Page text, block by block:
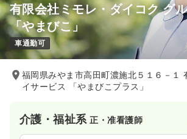
有限会社ミモレ・ダイコク グ
「やまびこ」
車通勤可
福岡県みやま市高田町濃施北５１６－１
イサービス 「やまびこプラス」
介護・福祉系正・准看護師